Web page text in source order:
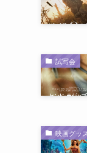
試写会
映画グッ